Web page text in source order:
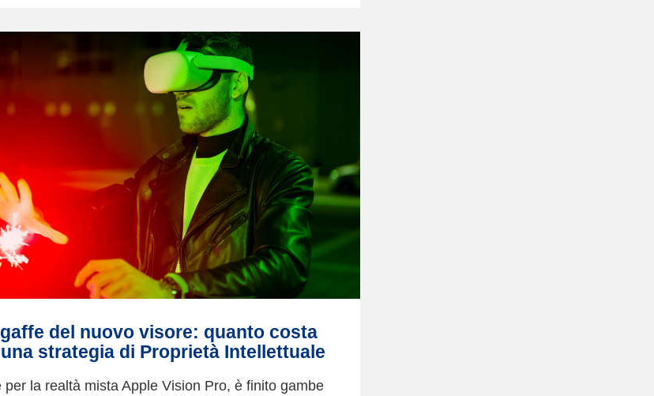
del nuovo visore: quanto costa
strategia di Proprietà Intellettuale
per la realtà mista Apple Vision Pro, è finito gambe